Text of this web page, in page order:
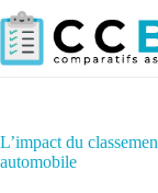
Passer
au
contenu
L’impact du
automobile